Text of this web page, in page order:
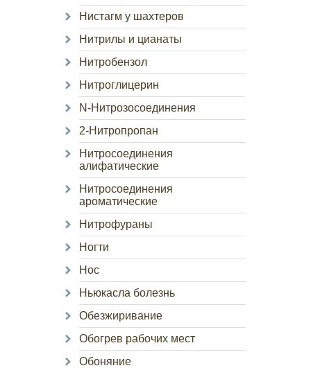
Нистагм у шахтеров
Нитрилы и цианаты
Нитробензол
Нитроглицерин
N-Нитрозосоединения
2-Нитропропан
Нитросоединения
алифатические
Нитросоединения
ароматические
Нитрофураны
Ногти
Нос
Ньюкасла болезнь
Обезжиривание
Обогрев рабочих мест
Обоняние